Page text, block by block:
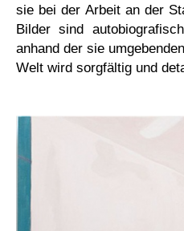
sie bei der Arbeit an der
Bilder sind
anhand der sie
Welt wird sorgfältig und